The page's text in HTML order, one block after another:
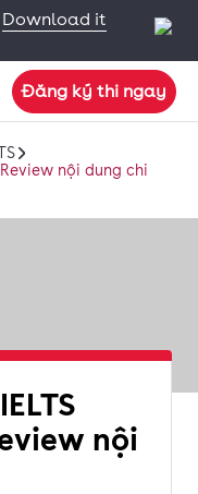
Download it
Đăng ký thi ngay
nội dung chi
nội